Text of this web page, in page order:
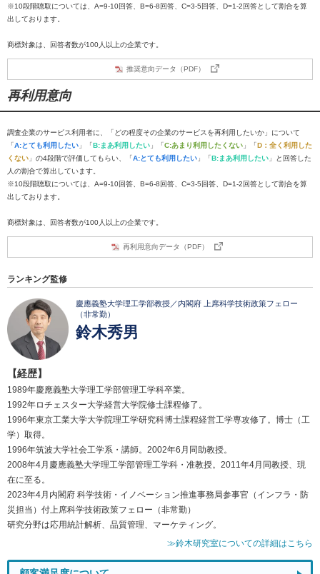
※10段階聴取については、A=9-10回答、B=6-8回答、C=3-5回答、D=1-2回答として割合を算
出しております。
商標対象は、回答者数が100人以上の企業です。
推奨意向データ（PDF）
再利用意向
調査企業のサービス利用者に、「どの程度その企業のサービスを再利用したいか」について
「A:とても利用したい 」「B:まあ利用したい 」「C:あまり利用したくない 」「D：全く利用した
くない 」の4段階で評価してもらい、「A:とても利用したい 」「B:まあ利用したい 」と回答した
人の割合で算出しています。
※10段階聴取については、A=9-10回答、B=6-8回答、C=3-5回答、D=1-2回答として割合を算
出しております。
商標対象は、回答者数が100人以上の企業です。
再利用意向データ（PDF）
ランキング監修
慶應義塾大学理工学部教授／内閣府 上席科学技術政策フェロー
（非常勤）
鈴木秀男
【経歴】
1989年慶應義塾大学理工学部管理工学科卒業。
1992年ロチェスター大学経営大学院修士課程修了。
1996年東京工業大学大学院理工学研究科博士課程経営工学専攻修了。博士（工
学）取得。
1996年筑波大学社会工学系・講師。2002年6月同助教授。
2008年4月慶應義塾大学理工学部管理工学科・准教授。2011年4月同教授、現
在に至る。
2023年4月内閣府 科学技術・イノベーション推進事務局参事官（インフラ・防
災担当）付上席科学技術政策フェロー（非常勤）
研究分野は応用統計解析、品質管理、マーケティング。
≫鈴木研究室についての詳細はこちら